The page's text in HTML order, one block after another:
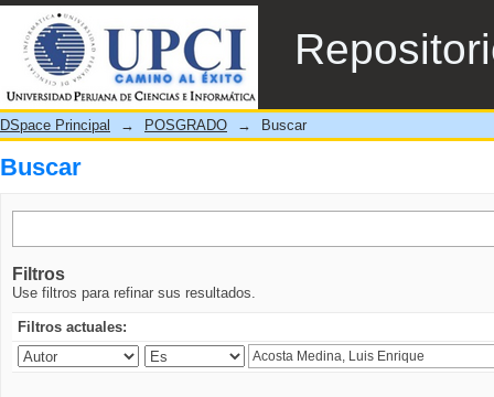
Buscar
DSpace Principal → POSGRADO → Buscar
Buscar
Filtros
Use filtros para refinar sus resultados.
Filtros actuales: